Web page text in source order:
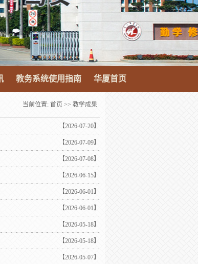
教务系统使用指南 华厦首页
当前位置: 首页 >> 教学成果
【2026-07-20】
【2026-07-09】
【2026-07-08】
【2026-06-15】
【2026-06-01】
【2026-06-01】
【2026-05-18】
【2026-05-18】
【2026-05-07】